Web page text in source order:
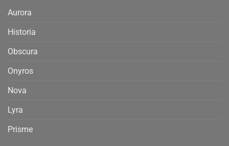
Aurora
Historia
Obscura
Onyros
Nova
Lyra
Prisme